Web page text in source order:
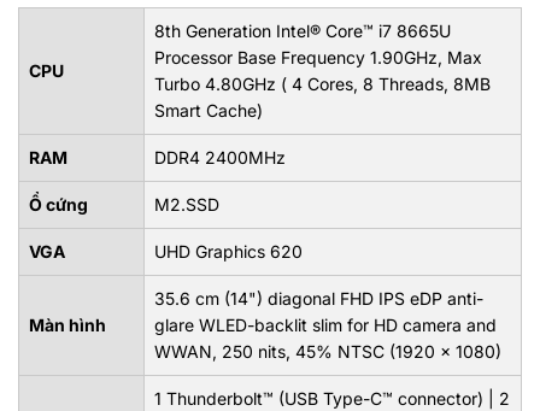
CPU
8th Generation Intel® Core™ i7 8665U
Processor Base Frequency 1.90GHz, Max
Turbo 4.80GHz ( 4 Cores, 8 Threads, 8MB
Smart Cache)
RAM DDR4 2400MHz
Ổ cứng M2.SSD
VGA UHD Graphics 620
Màn hình
35.6 cm (14") diagonal FHD IPS eDP anti-
glare WLED-backlit slim for HD camera and
WWAN, 250 nits, 45% NTSC (1920 x 1080)
1 Thunderbolt™ (USB Type-C™ connector) | 2